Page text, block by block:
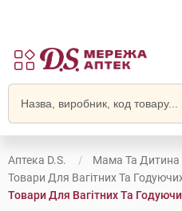
Аптека D.S.
Мама Та Дитина
Товари Для Вагітних Та
Товари Для Вагітних Та